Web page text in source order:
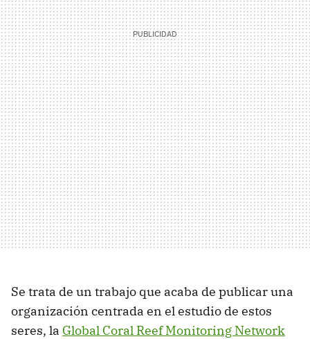
Se trata de un trabajo que acaba de publicar una
organización centrada en el estudio de estos
seres, la Global Coral Reef Monitoring Network